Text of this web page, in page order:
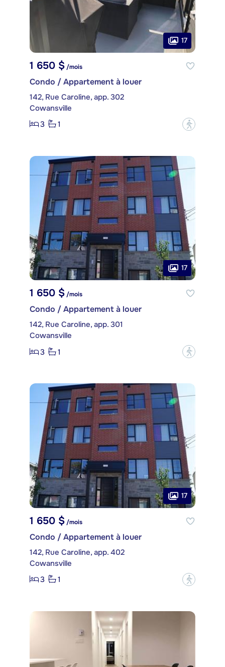
17
1 650 $ /mois
Condo / Appartement à louer
142, Rue Caroline, app. 302
Cowansville
3
1 ?
17
1 650 $/mois
Condo / Appartement à louer
142, Rue Caroline, app. 301
Cowansville
3
1 ?
17
1 650 $ /mois
Condo / Appartement à louer
142, Rue Caroline, app. 402
Cowansville
3
1 ?